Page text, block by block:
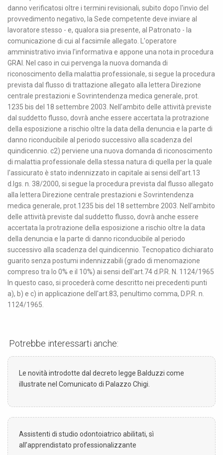
Potrebbe interessarti anche:
Le novità introdotte dal decreto legge Balduzzi come
illustrate nel Comunicato di Palazzo Chigi.
Assistenti di studio odontoiatrico abilitati, sì
all’apprendistato professionalizzante